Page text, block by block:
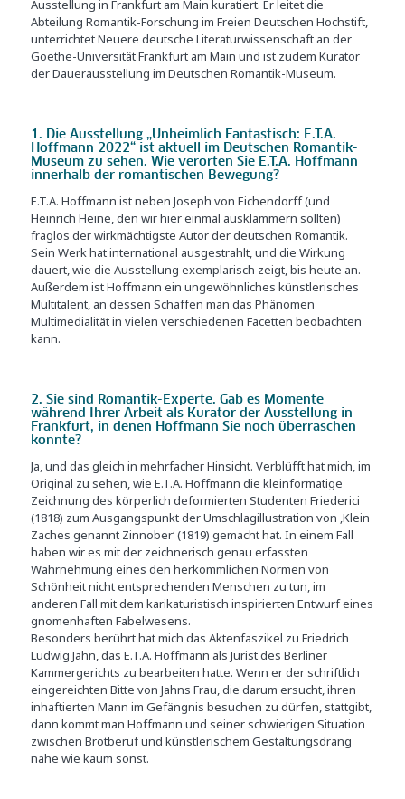
Ausstellung in Frankfurt am Main kuratiert. Er leitet die
Abteilung Romantik-Forschung im Freien Deutschen Hochstift,
unterrichtet Neuere deutsche Literaturwissenschaft an der
Goethe-Universität Frankfurt am Main und ist zudem Kurator
der Dauerausstellung im Deutschen Romantik-Museum.
1. Die Ausstellung „Unheimlich Fantastisch: E.T.A.
Hoffmann 2022“ ist aktuell im Deutschen Romantik-
Museum zu sehen. Wie verorten Sie E.T.A. Hoffmann
innerhalb der romantischen Bewegung?
E.T.A. Hoffmann ist neben Joseph von Eichendorff (und
Heinrich Heine, den wir hier einmal ausklammern sollten)
fraglos der wirkmächtigste Autor der deutschen Romantik.
Sein Werk hat international ausgestrahlt, und die Wirkung
dauert, wie die Ausstellung exemplarisch zeigt, bis heute an.
Außerdem ist Hoffmann ein ungewöhnliches künstlerisches
Multitalent, an dessen Schaffen man das Phänomen
Multimedialität in vielen verschiedenen Facetten beobachten
kann.
2. Sie sind Romantik-Experte. Gab es Momente
während Ihrer Arbeit als Kurator der Ausstellung in
Frankfurt, in denen Hoffmann Sie noch überraschen
konnte?
Ja, und das gleich in mehrfacher Hinsicht. Verblüfft hat mich, im
Original zu sehen, wie E.T.A. Hoffmann die kleinformatige
Zeichnung des körperlich deformierten Studenten Friederici
(1818) zum Ausgangspunkt der Umschlagillustration von ‚Klein
Zaches genannt Zinnober‘ (1819) gemacht hat. In einem Fall
haben wir es mit der zeichnerisch genau erfassten
Wahrnehmung eines den herkömmlichen Normen von
Schönheit nicht entsprechenden Menschen zu tun, im
anderen Fall mit dem karikaturistisch inspirierten Entwurf eines
gnomenhaften Fabelwesens.
Besonders berührt hat mich das Aktenfaszikel zu Friedrich
Ludwig Jahn, das E.T.A. Hoffmann als Jurist des Berliner
Kammergerichts zu bearbeiten hatte. Wenn er der schriftlich
eingereichten Bitte von Jahns Frau, die darum ersucht, ihren
inhaftierten Mann im Gefängnis besuchen zu dürfen, stattgibt,
dann kommt man Hoffmann und seiner schwierigen Situation
zwischen Brotberuf und künstlerischem Gestaltungsdrang
nahe wie kaum sonst.